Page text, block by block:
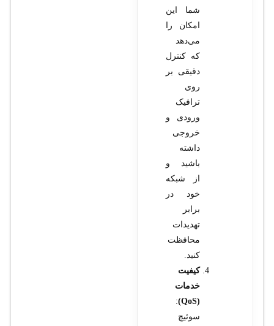
شما این
امکان را
می‌دهد
که کنترل
دقیقی بر
روی
ترافیک
ورودی و
خروجی
داشته
باشید و
از شبکه
خود در
برابر
تهدیدات
محافظت
کنید.
کیفیت
خدمات
(QoS)
:
سوئیچ